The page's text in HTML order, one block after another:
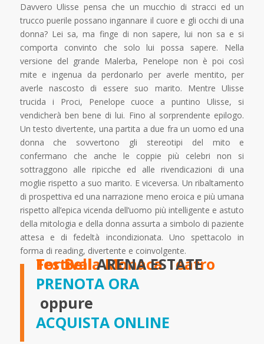
Davvero Ulisse pensa che un mucchio di stracci ed un
trucco puerile possano ingannare il cuore e gli occhi di una
donna? Lei sa, ma finge di non sapere, lui non sa e si
comporta convinto che solo lui possa sapere. Nella
versione del grande Malerba, Penelope non è poi così
mite e ingenua da perdonarlo per averle mentito, per
averle nascosto di essere suo marito. Mentre Ulisse
trucida i Proci, Penelope cuoce a puntino Ulisse, si
vendicherà ben bene di lui. Fino al sorprendente epilogo.
Un testo divertente, una partita a due fra un uomo ed una
donna che sovvertono gli stereotipi del mito e
confermano che anche le coppie più celebri non si
sottraggono alle ripicche ed alle rivendicazioni di una
moglie rispetto a suo marito. E viceversa. Un ribaltamento
di prospettiva ed una narrazione meno eroica e più umana
rispetto all’epica vicenda dell’uomo più intelligente e astuto
della mitologia e della donna assurta a simbolo di paziente
attesa e di fedeltà incondizionata. Uno spettacolo in
forma di reading, divertente e coinvolgente.
Tor Bella Monaca Teatro FestivalARENA ESTATE
PRENOTA ORA
oppure
ACQUISTA ONLINE